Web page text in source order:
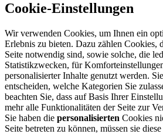
Cookie-Einstellungen
Wir verwenden Cookies, um Ihnen ein
Erlebnis zu bieten. Dazu zählen Cookies,
Seite notwendig sind, sowie solche, die
Statistikzwecken, für
personalisierter Inhalte genutzt werden.
entscheiden, welche Kategorien Sie
beachten Sie, dass auf Basis Ihrer
mehr alle Funktionalitäten der Seite zur
Sie haben die personalisierten Cookies
Seite betreten zu können, müssen sie